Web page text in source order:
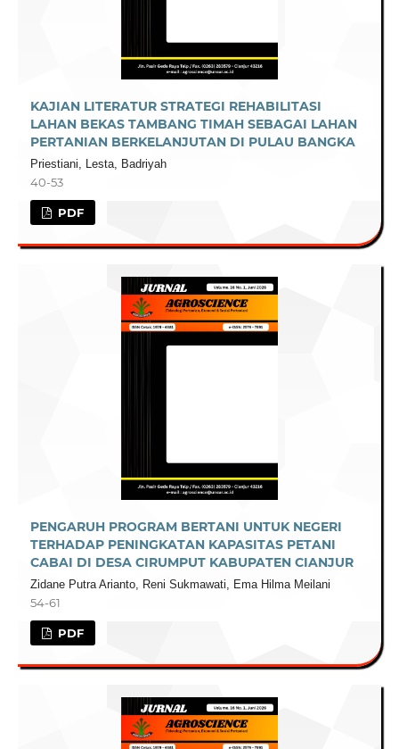
KAJIAN LITERATUR STRATEGI REHABILITASI
LAHAN BEKAS TAMBANG TIMAH SEBAGAI LAHAN
PERTANIAN BERKELANJUTAN DI PULAU BANGKA
Priestiani, Lesta, Badriyah
40-53
PDF
PENGARUH PROGRAM BERTANI UNTUK NEGERI
TERHADAP PENINGKATAN KAPASITAS PETANI
CABAI DI DESA CIRUMPUT KABUPATEN CIANJUR
Zidane Putra Arianto, Reni Sukmawati, Ema Hilma Meilani
54-61
PDF